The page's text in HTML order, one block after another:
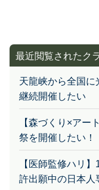
最近閲覧されたク
天龍峡から全国に
継続開催したい
【森づくり×アー
祭を開催したい！
【医師監修ハリ
許出願中の日本人